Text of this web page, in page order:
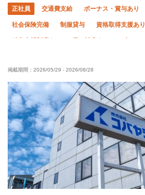
正社員 交通費支給 ボーナス・賞与あり
社会保険完備 制服貸与 資格取得支援あり
夏季休暇 年末年始休暇
車・バイク通勤OK 転勤なし 夜勤あり
掲載期間： 2026/05/29 - 2026/08/28